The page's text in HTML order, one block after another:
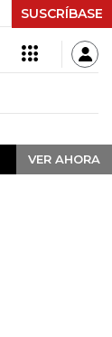
+$ 0,05 +0,01%
SUSCRÍBASE
VER AHORA
VER AHORA